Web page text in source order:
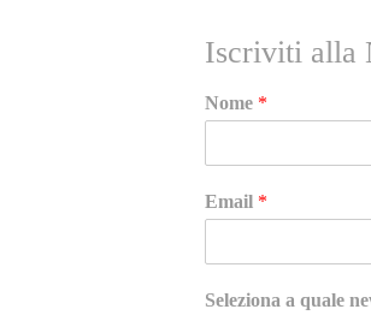
Iscriviti alla
Nome *
Email *
Seleziona a quale